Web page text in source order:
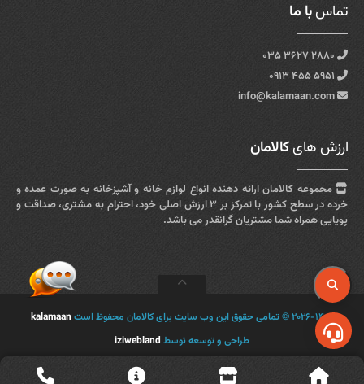
تماسبا ما
info@kalamaan.com
ارزش هایکالامان
مجموعه کالامان ارائه دهنده انواع لوازم خانه و آشپزخانه به صورت عمده و
خرده در سطح کشور با تمرکز بر ۳ ارزش اصلی خود، احترام به مشتری، صداقت و
پویایی همراه شما مشتریان گرانقدر می باشد.
۲۰۲۶-۱۴۰۵ © تمامی حقوق این وب سایت برای کالامان محفوظ است
kalamaan
طراحی و توسعه توسط iziwebland